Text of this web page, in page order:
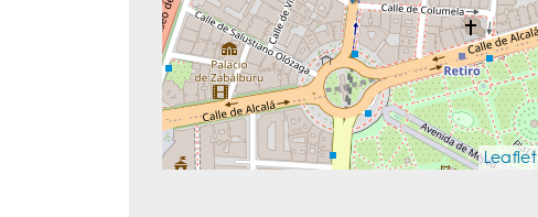
Leaflet